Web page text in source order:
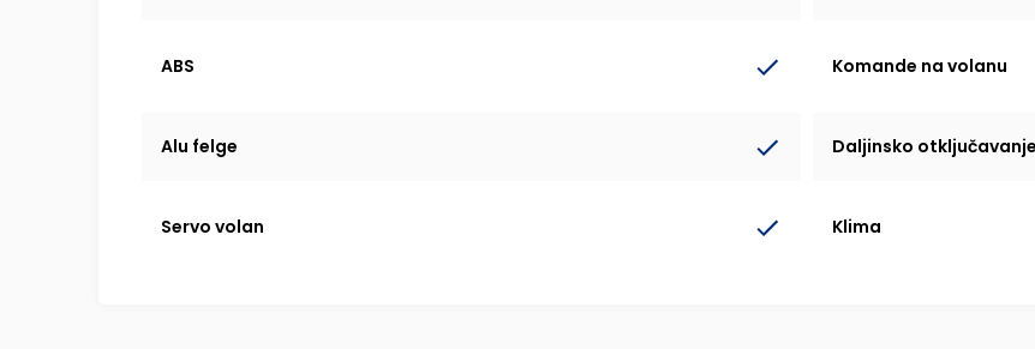
ABS Komande na volanu
Alu felge Daljinsko otključavanje
Servo volan Klima